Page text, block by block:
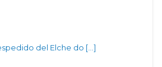
del Elche do [...]